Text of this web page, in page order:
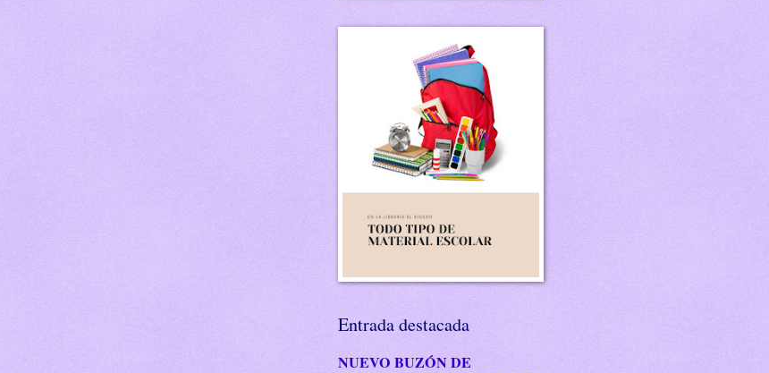
Entrada destacada
NUEVO BUZÓN DE